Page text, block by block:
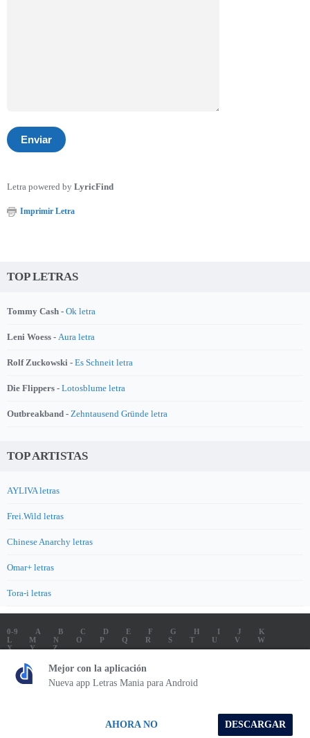
Letra powered by LyricFind
Imprimir Letra
TOP LETRAS
Tommy Cash - Ok letra
Leni Woess - Aura letra
Rolf Zuckowski - Es Schneit letra
Die Flippers - Lotosblume letra
Outbreakband - Zehntausend Gründe letra
TOP ARTISTAS
AYLIVA letras
Frei.Wild letras
Chinese Anarchy letras
Omar+ letras
Tora-i letras
0-9 A B C D E F G H I J
K
L
M N O P Q R S T V
W
X
Y
Z
LETRAS
SOUNDTRACK LETRAS
TOP 100 LETRAS
ENVIA LETRAS
Letrasmania.com - Copyright © 2026 - All Rights Reserved
Mejor con la aplicación
Nueva app Letras Mania para Android
DESCARGAR
AHORA NO